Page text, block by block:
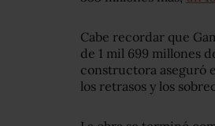
Cabe recordar que
de 1 mil 699 millones
constructora aseguró
los retrasos y los